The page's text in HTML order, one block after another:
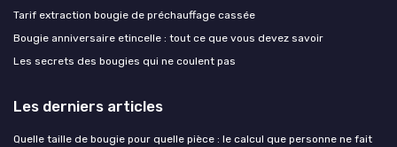
Tarif extraction bougie de préchauffage cassée
Bougie anniversaire etincelle : tout ce que vous devez savoir
Les secrets des bougies qui ne coulent pas
Les derniers articles
Quelle taille de bougie pour quelle pièce : le calcul que personne ne fait